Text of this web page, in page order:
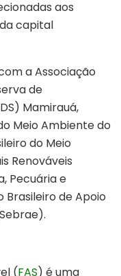
aos
capital
a Associação
de
Mamirauá,
Meio Ambiente do
do Meio
Renováveis
Pecuária e
de Apoio
(FAS) é uma